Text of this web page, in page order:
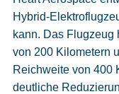
Hybrid-
kann. Das
von 200 Kilometern
Reichweite von 400
deutliche